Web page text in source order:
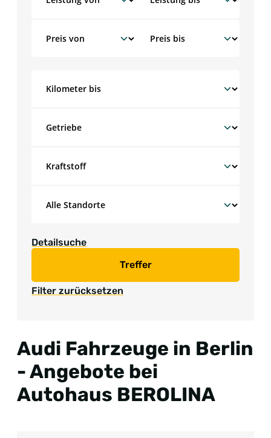
Detailsuche
Treffer
Filter zurücksetzen
Audi Fahrzeuge in Berlin
- Angebote bei
Autohaus BEROLINA